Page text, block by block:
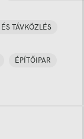
TÁVKÖZLÉS
ÉPÍTŐIPAR